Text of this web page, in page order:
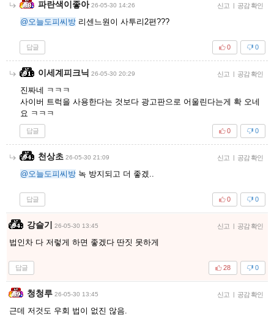
파란색이좋아 26-05-30 14:26 신고 | 공감 확인
@오늘도피씨방 리센느원이 사투리2편???
답글 0
0
이세계피크닉 26-05-30 20:29 신고 | 공감 확인
진짜네 ㅋㅋㅋ
사이버 트럭을 사용한다는 것보다 광고판으로 어울린다는게 확 오네
요 ㅋㅋㅋ
답글 0
0
천상초 26-05-30 21:09 신고 | 공감 확인
@오늘도피씨방 녹 방지되고 더 좋겠..
답글 0
0
강슬기 26-05-30 13:45 신고 | 공감 확인
법인차 다 저렇게 하면 좋겠다 딴짓 못하게
답글 0
28
청청루 26-05-30 13:45 신고 | 공감 확인
근데 저것도 우회 법이 없진 않음.